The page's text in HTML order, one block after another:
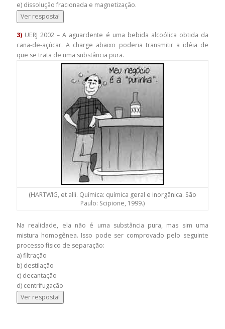
e) dissolução fracionada e magnetização.
Ver resposta!
3) UERJ 2002 – A aguardente é uma bebida alcoólica obtida da
cana-de-açúcar. A charge abaixo poderia transmitir a idéia de
que se trata de uma substância pura.
(HARTWIG, et alli. Química: química geral e inorgânica. São
Paulo: Scipione, 1999.)
Na realidade, ela não é uma substância pura, mas sim uma
mistura homogênea. Isso pode ser comprovado pelo seguinte
processo físico de separação:
a) filtração
b) destilação
c) decantação
d) centrifugação
Ver resposta!